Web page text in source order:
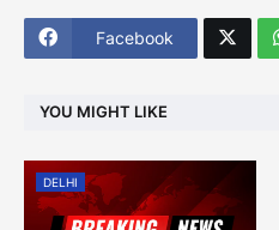
Facebook
YOU MIGHT LIKE
DELHI